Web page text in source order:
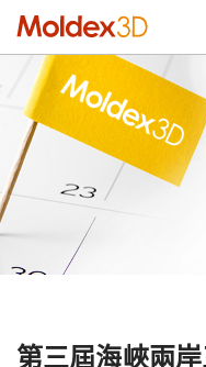
第三屆海峽兩